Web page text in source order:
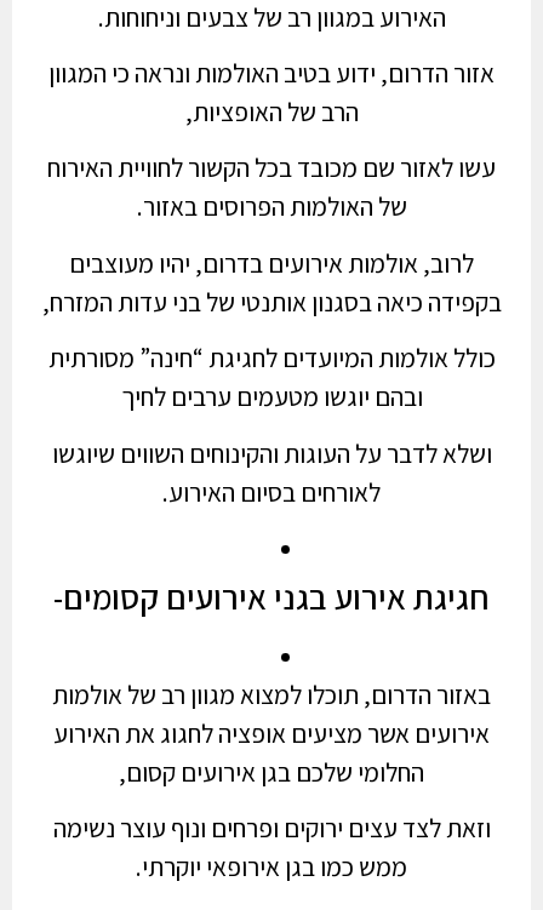
האירוע במגוון רב של צבעים וניחוחות.
אזור הדרום, ידוע בטיב האולמות ונראה כי המגוון
הרב של האופציות,
עשו לאזור שם מכובד בכל הקשור לחוויית האירוח
של האולמות הפרוסים באזור.
לרוב, אולמות אירועים בדרום, יהיו מעוצבים
בקפידה כיאה בסגנון אותנטי של בני עדות המזרח,
כולל אולמות המיועדים לחגיגת “חינה” מסורתית
ובהם יוגשו מטעמים ערבים לחיך
ושלא לדבר על העוגות והקינוחים השווים שיוגשו
לאורחים בסיום האירוע.
חגיגת אירוע בגני אירועים קסומים-
באזור הדרום, תוכלו למצוא מגוון רב של אולמות
אירועים אשר מציעים אופציה לחגוג את האירוע
החלומי שלכם בגן אירועים קסום,
וזאת לצד עצים ירוקים ופרחים ונוף עוצר נשימה
ממש כמו בגן אירופאי יוקרתי.